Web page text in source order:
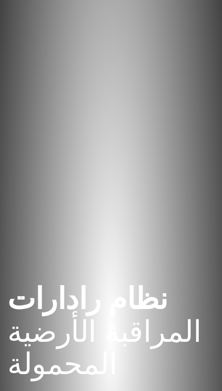
نظام رادارات
المراقبة الأرضية
المحمولة